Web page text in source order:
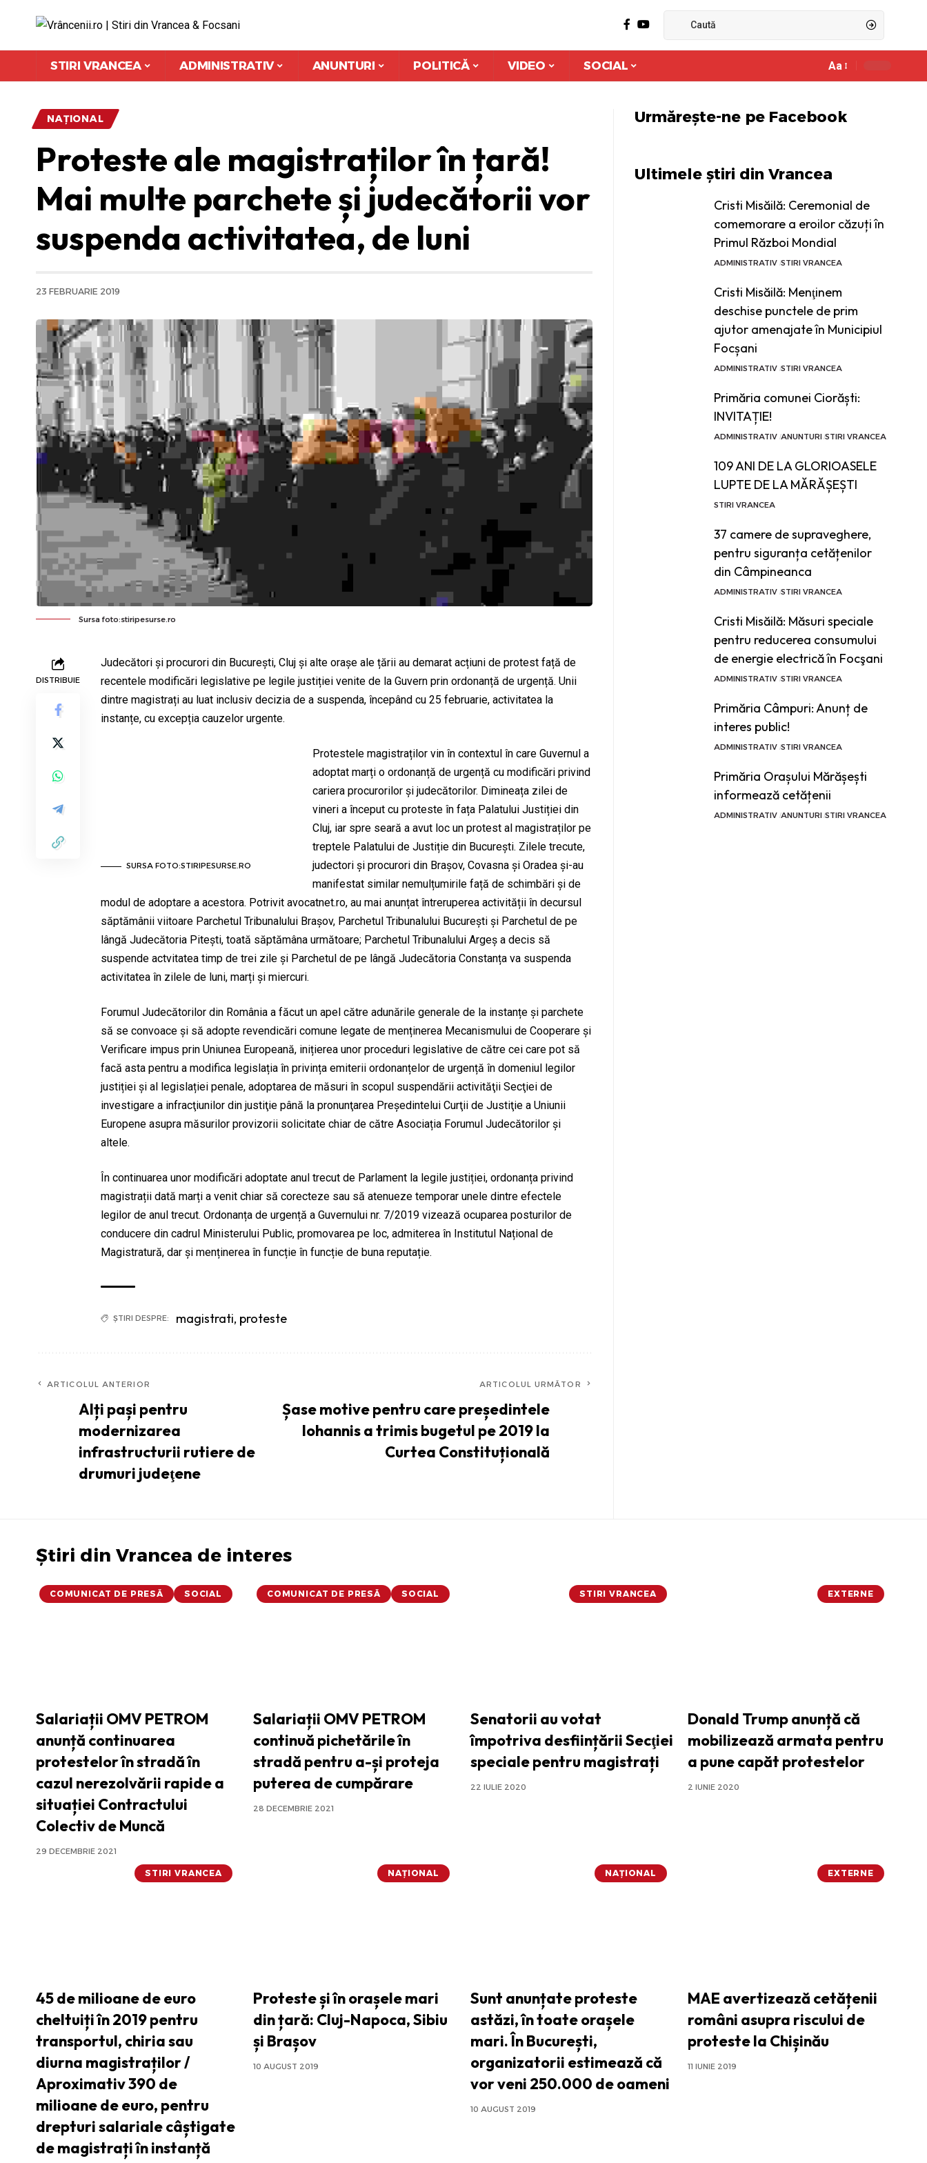
STIRI VRANCEA ADMINISTRATIV ANUNTURI POLITICĂ VIDEO SOCIAL
Ajustor
font
Aa
NAȚIONAL
Proteste ale magistraților în țară!
Mai multe parchete și judecătorii vor
suspenda activitatea, de luni
23 FEBRUARIE 2019
Sursa foto:stiripesurse.ro
DISTRIBUIE
Judecători și procurori din București, Cluj și alte orașe ale țării au demarat acțiuni de protest față de
recentele modificări legislative pe legile justiției venite de la Guvern prin ordonanță de urgență. Unii
dintre magistrați au luat inclusiv decizia de a suspenda, începând cu 25 februarie, activitatea la
instanțe, cu excepția cauzelor urgente.
SURSA FOTO:STIRIPESURSE.RO
Protestele magistraților vin în contextul în care Guvernul a
adoptat marți o ordonanță de urgență cu modificări privind
cariera procurorilor și judecătorilor. Dimineața zilei de
vineri a început cu proteste în fața Palatului Justiției din
Cluj, iar spre seară a avut loc un protest al magistraților pe
treptele Palatului de Justiție din București. Zilele trecute,
judectori și procurori din Brașov, Covasna și Oradea și-au
manifestat similar nemulțumirile față de schimbări și de
modul de adoptare a acestora. Potrivit avocatnet.ro, au mai anunțat întreruperea activității în decursul
săptămânii viitoare Parchetul Tribunalului Brașov, Parchetul Tribunalului București și Parchetul de pe
lângă Judecătoria Pitești, toată săptămâna următoare; Parchetul Tribunalului Argeș a decis să
suspende actvitatea timp de trei zile și Parchetul de pe lângă Judecătoria Constanța va suspenda
activitatea în zilele de luni, marți și miercuri.
Forumul Judecătorilor din România a făcut un apel către adunările generale de la instanțe și parchete
să se convoace și să adopte revendicări comune legate de menținerea Mecanismului de Cooperare și
Verificare impus prin Uniunea Europeană, inițierea unor proceduri legislative de către cei care pot să
facă asta pentru a modifica legislația în privința emiterii ordonanțelor de urgență în domeniul legilor
justiției și al legislației penale, adoptarea de măsuri în scopul suspendării activităţii Secţiei de
investigare a infracţiunilor din justiţie până la pronunţarea Preşedintelui Curţii de Justiţie a Uniunii
Europene asupra măsurilor provizorii solicitate chiar de către Asociația Forumul Judecătorilor și
altele.
În continuarea unor modificări adoptate anul trecut de Parlament la legile justiției, ordonanța privind
magistrații dată marți a venit chiar să corecteze sau să atenueze temporar unele dintre efectele
legilor de anul trecut. Ordonanța de urgență a Guvernului nr. 7/2019 vizează ocuparea posturilor de
conducere din cadrul Ministerului Public, promovarea pe loc, admiterea în Institutul Național de
Magistratură, dar și menținerea în funcție în funcție de buna reputație.
ȘTIRI DESPRE: magistrati, proteste
ARTICOLUL ANTERIOR
Alți pași pentru
modernizarea
infrastructurii rutiere de
drumuri judeţene
ARTICOLUL URMĂTOR
Șase motive pentru care președintele
Iohannis a trimis bugetul pe 2019 la
Curtea Constituțională
Urmărește-ne pe Facebook
Ultimele știri din Vrancea
Cristi Misăilă: Ceremonial de
comemorare a eroilor căzuți în
Primul Război Mondial
ADMINISTRATIV STIRI VRANCEA
Cristi Misăilă: Menţinem
deschise punctele de prim
ajutor amenajate în Municipiul
Focșani
ADMINISTRATIV STIRI VRANCEA
Primăria comunei Ciorăști:
INVITAȚIE!
ADMINISTRATIV ANUNTURI STIRI VRANCEA
109 ANI DE LA GLORIOASELE
LUPTE DE LA MĂRĂȘEȘTI
STIRI VRANCEA
37 camere de supraveghere,
pentru siguranța cetățenilor
din Câmpineanca
ADMINISTRATIV STIRI VRANCEA
Cristi Misăilă: Măsuri speciale
pentru reducerea consumului
de energie electrică în Focşani
ADMINISTRATIV STIRI VRANCEA
Primăria Câmpuri: Anunț de
interes public!
ADMINISTRATIV STIRI VRANCEA
Primăria Orașului Mărășești
informează cetățenii
ADMINISTRATIV ANUNTURI STIRI VRANCEA
Știri din Vrancea de interes
COMUNICAT DE PRESĂ SOCIAL
Salariații OMV PETROM
anunță continuarea
protestelor în stradă în
cazul nerezolvării rapide a
situației Contractului
Colectiv de Muncă
29 DECEMBRIE 2021
COMUNICAT DE PRESĂ SOCIAL
Salariații OMV PETROM
continuă pichetările în
stradă pentru a-și proteja
puterea de cumpărare
28 DECEMBRIE 2021
STIRI VRANCEA
Senatorii au votat
împotriva desființării Secţiei
speciale pentru magistrați
22 IULIE 2020
EXTERNE
Donald Trump anunță că
mobilizează armata pentru
a pune capăt protestelor
2 IUNIE 2020
STIRI VRANCEA
45 de milioane de euro
cheltuiți în 2019 pentru
transportul, chiria sau
diurna magistraților /
Aproximativ 390 de
milioane de euro, pentru
drepturi salariale câștigate
de magistrați în instanță
NAȚIONAL
Proteste și în orașele mari
din țară: Cluj-Napoca, Sibiu
și Brașov
10 AUGUST 2019
NAȚIONAL
Sunt anunțate proteste
astăzi, în toate orașele
mari. În București,
organizatorii estimează că
vor veni 250.000 de oameni
10 AUGUST 2019
EXTERNE
MAE avertizează cetățenii
români asupra riscului de
proteste la Chișinău
11 IUNIE 2019